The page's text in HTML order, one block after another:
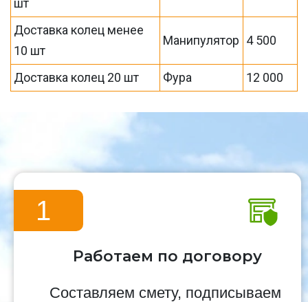
шт
Доставка колец менее
10 шт
Манипулятор 4 500
Доставка колец 20 шт Фура 12 000
1
Работаем по договору
Составляем смету, подписываем